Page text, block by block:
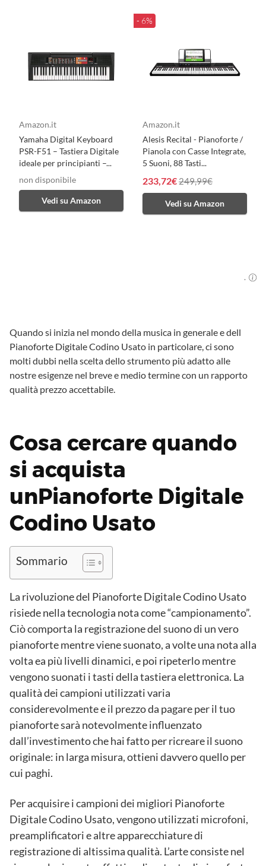
Amazon.it
Yamaha Digital Keyboard
PSR-F51 – Tastiera Digitale
ideale per principianti –...
non disponibile
Vedi su Amazon
- 6%
Amazon.it
Alesis Recital - Pianoforte /
Pianola con Casse Integrate,
5 Suoni, 88 Tasti...
233,72€249,99€
Vedi su Amazon
.
Quando si inizia nel mondo della musica in generale e dell
Pianoforte Digitale Codino Usato in particolare, ci sono
molti dubbi nella scelta dello strumento più adatto alle
nostre esigenze nel breve e medio termine con un rapporto
qualità prezzo accettabile.
Cosa cercare quando
si acquista
unPianoforte Digitale
Codino Usato
Sommario
La rivoluzione del Pianoforte Digitale Codino Usato
risiede nella tecnologia nota come “campionamento”.
Ciò comporta la registrazione del suono di un vero
pianoforte mentre viene suonato, a volte una nota alla
volta ea più livelli dinamici, e poi ripeterlo mentre
vengono suonati i tasti della tastiera elettronica. La
qualità dei campioni utilizzati varia
considerevolmente e il prezzo da pagare per il tuo
pianoforte sarà notevolmente influenzato
dall’investimento che hai fatto per ricreare il suono
originale: in larga misura, ottieni davvero quello per
cui paghi.
Per acquisire i campioni dei migliori Pianoforte
Digitale Codino Usato, vengono utilizzati microfoni,
preamplificatori e altre apparecchiature di
registrazione di altissima qualità. L’arte consiste nel